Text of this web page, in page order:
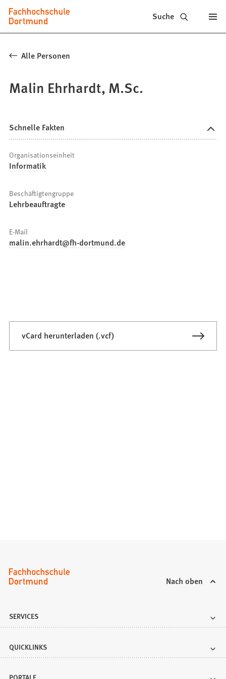
Inhalt anspringen
Fachhochschule
Dortmund
-
Studiengänge,
Suche
Alle Personen
Malin Ehrhardt, M.Sc.
Schnelle Fakten
Organisationseinheit
Informatik
Beschäftigtengruppe
Lehrbeauftragte
E-Mail
malin.ehrhardt fh-dortmund de
vCard herunterladen (.vcf)
Nach oben
SERVICES
QUICKLINKS